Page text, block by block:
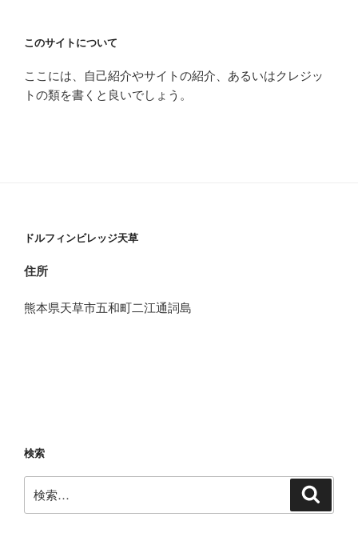
このサイトについて
ここには、自己紹介やサイトの紹介、あるいはクレジッ
トの類を書くと良いでしょう。
ドルフィンビレッジ天草
住所
熊本県天草市五和町二江通詞島
検索
索: